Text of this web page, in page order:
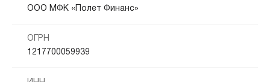
ООО МФК «Полет Финанс»
ОГРН
1217700059939